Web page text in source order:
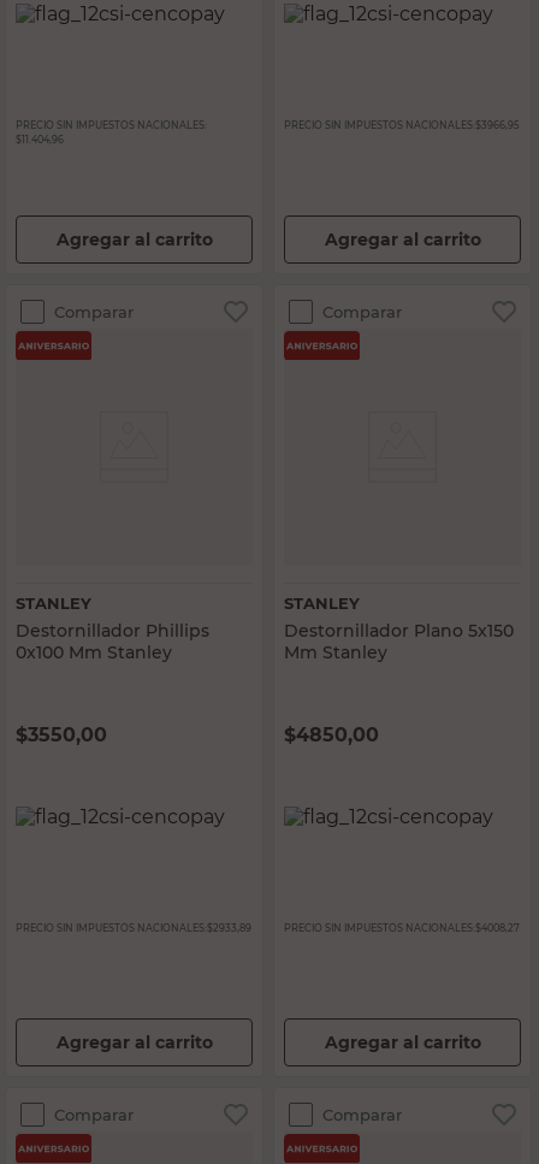
PRECIO SIN IMPUESTOS NACIONALES:
$11.404,96
Agregar al carrito
PRECIO SIN IMPUESTOS NACIONALES: $3966,95
Agregar al carrito
Comparar
STANLEY
Destornillador Phillips
0x100 Mm Stanley
$3550,00
PRECIO SIN IMPUESTOS NACIONALES: $2933,89
Agregar al carrito
Comparar
STANLEY
Destornillador Plano 5x150
Mm Stanley
$4850,00
PRECIO SIN IMPUESTOS NACIONALES: $4008,27
Agregar al carrito
Comparar Comparar